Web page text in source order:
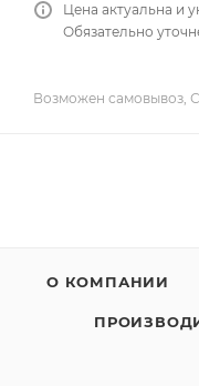
Цена актуальна и
Обязательно
Возможен самовывоз,
О КОМПАНИИ